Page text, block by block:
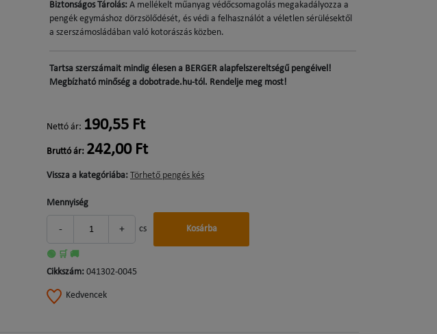
Biztonságos Tárolás: A mellékelt műanyag védőcsomagolás megakadályozza a
pengék egymáshoz dörzsölődését, és védi a felhasználót a véletlen sérülésektől
a szerszámosládában való kotorászás közben.
Tartsa szerszámait mindig élesen a BERGER alapfelszereltségű pengéivel!
Megbízható minőség a dobotrade.hu-tól. Rendelje meg most!
Nettó ár: 190,55 Ft
Bruttó ár: 242,00 Ft
Vissza a kategóriába: Törhető pengés kés
Mennyiség
- + cs Kosárba
🟢 🛒 🚚
Cikkszám: 041302-0045
Kedvencek